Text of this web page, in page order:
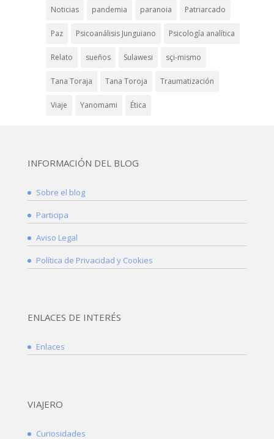
Noticias pandemia paranoia Patriarcado
Paz Psicoanálisis Junguiano Psicología analítica
Relato sueños Sulawesi sçi-mismo
Tana Toraja Tana Toroja Traumatización
Viaje Yanomami Ética
INFORMACIÓN DEL BLOG
Sobre el blog
Participa
Aviso Legal
Política de Privacidad y Cookies
ENLACES DE INTERÉS
Enlaces
VIAJERO
Curiosidades